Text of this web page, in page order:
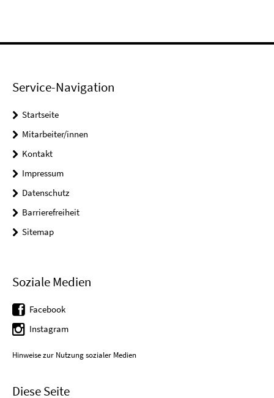
Service-Navigation
Startseite
Mitarbeiter/innen
Kontakt
Impressum
Datenschutz
Barrierefreiheit
Sitemap
Soziale Medien
Facebook
Instagram
Hinweise zur Nutzung sozialer Medien
Diese Seite